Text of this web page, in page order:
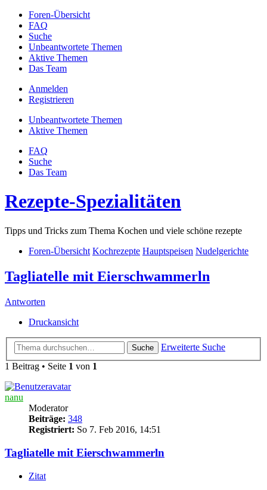
Foren-Übersicht
FAQ
Suche
Unbeantwortete Themen
Aktive Themen
Das Team
Anmelden
Registrieren
Unbeantwortete Themen
Aktive Themen
FAQ
Suche
Das Team
Rezepte-Spezialitäten
Tipps und Tricks zum Thema Kochen und viele schöne rezepte
Foren-Übersicht Kochrezepte Hauptspeisen Nudelgerichte
Tagliatelle mit Eierschwammerln
Antworten
Druckansicht
Suche
Erweiterte Suche
1 Beitrag • Seite 1 von 1
nanu
Moderator
Beiträge: 348
Registriert: So 7. Feb 2016, 14:51
Tagliatelle mit Eierschwammerln
Zitat